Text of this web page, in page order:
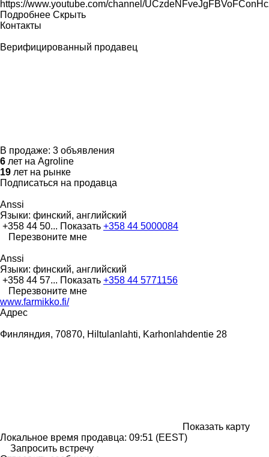
https://www.youtube.com/channel/
Подробнее Скрыть
Контакты
Верифицированный продавец
В продаже: 3 объявления
6 лет на Agroline
19 лет на рынке
Подписаться на продавца
Anssi
Языки: финский, английский
+358 44 50... Показать +358 44 5000084
Перезвоните мне
Anssi
Языки: финский, английский
+358 44 57... Показать +358 44 5771156
Перезвоните мне
www.farmikko.fi/
Адрес
Финляндия, 70870, Hiltulanlahti, Karhonlahdentie 28
Показать карту
Локальное время продавца: 09:51 (EEST)
Запросить встречу